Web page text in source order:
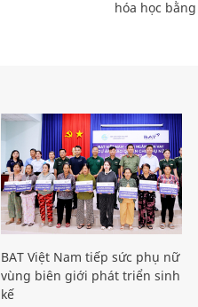
hóa học
BAT Việt Nam tiếp sức phụ nữ
vùng biên giới phát triển sinh
kế